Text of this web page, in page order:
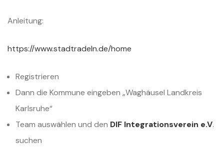
Anleitung:
https://www.stadtradeln.de/home
Registrieren
Dann die Kommune eingeben „Waghäusel Landkreis
Karlsruhe“
Team auswählen und den DIF Integrationsverein e.V.
suchen